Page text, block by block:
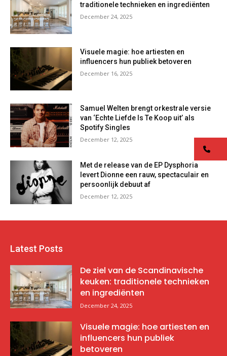
traditionele technieken en ingrediënten
December 24, 2025
Visuele magie: hoe artiesten en
influencers hun publiek betoveren
December 16, 2025
Samuel Welten brengt orkestrale versie
van ‘Echte Liefde Is Te Koop uit’ als
Spotify Singles
December 12, 2025
Met de release van de EP Dysphoria
levert Dionne een rauw, spectaculair en
persoonlijk debuut af
December 12, 2025
Latest Posts
De ziel van de Scandinavische
keuken: traditionele technieken
en ingrediënten
December 24, 2025
Visuele magie: hoe artiesten en
influencers hun publiek
betoveren